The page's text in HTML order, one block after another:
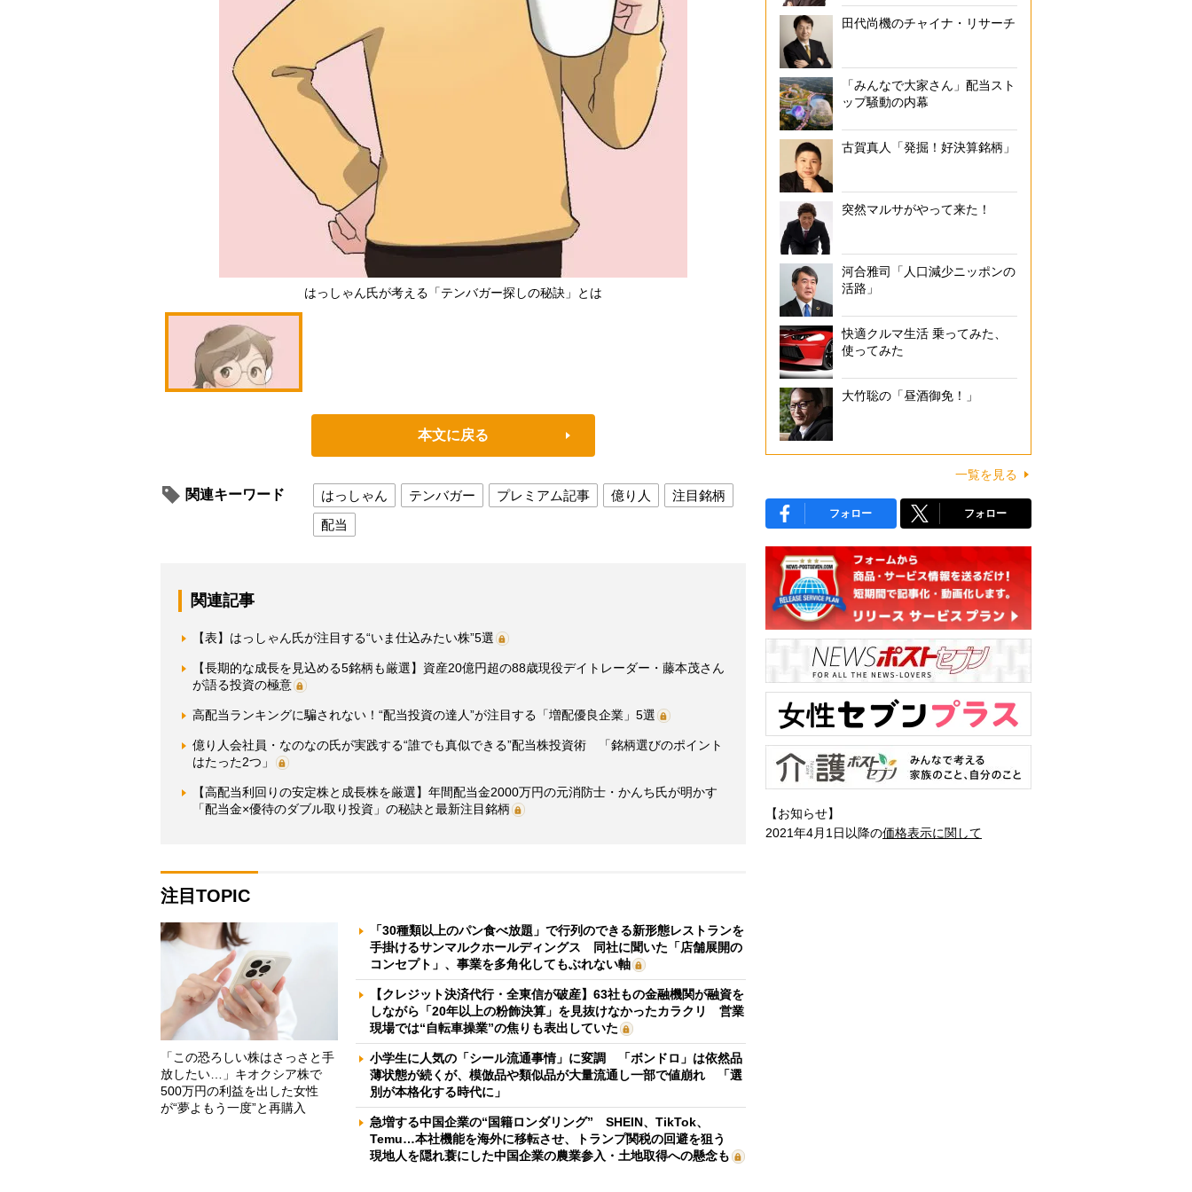
はっしゃん氏が考える「テンバガー探しの秘訣」とは
本文に戻る
関連キーワード はっしゃん テンバガー プレミアム記事 億り人
注目銘柄
配当
関連記事
【表】はっしゃん氏が注目する“いま仕込みたい株”5選
【長期的な成長を見込める5銘柄も厳選】資産20億円超の88歳現役デイトレーダー・藤本茂さん
が語る投資の極意
高配当ランキングに騙されない！“配当投資の達人”が注目する「増配優良企業」5選
億り人会社員・なのなの氏が実践する“誰でも真似できる”配当株投資術 「銘柄選びのポイント
はたった2つ」
【高配当利回りの安定株と成長株を厳選】年間配当金2000万円の元消防士・かんち氏が明かす
「配当金×優待のダブル取り投資」の秘訣と最新注目銘柄
注目TOPIC
「この恐ろしい株はさっさと手
放したい…」キオクシア株で
500万円の利益を出した女性
が“夢よもう一度”と再購入
「30種類以上のパン食べ放題」で行列のできる新形態レストランを
手掛けるサンマルクホールディングス 同社に聞いた「店舗展開の
コンセプト」、事業を多角化してもぶれない軸
【クレジット決済代行・全東信が破産】63社もの金融機関が融資を
しながら「20年以上の粉飾決算」を見抜けなかったカラクリ 営業
現場では“自転車操業”の焦りも表出していた
小学生に人気の「シール流通事情」に変調 「ボンドロ」は依然品
薄状態が続くが、模倣品や類似品が大量流通し一部で値崩れ 「選
別が本格化する時代に」
急増する中国企業の“国籍ロンダリング” SHEIN、TikTok、
Temu…本社機能を海外に移転させ、トランプ関税の回避を狙う
現地人を隠れ蓑にした中国企業の農業参入・土地取得への懸念も
田代尚機のチャイナ・リサーチ
「みんなで大家さん」配当スト
ップ騒動の内幕
古賀真人「発掘！好決算銘柄」
突然マルサがやって来た！
河合雅司「人口減少ニッポンの
活路」
快適クルマ生活 乗ってみた、
使ってみた
大竹聡の「昼酒御免！」
一覧を見る
フォロー フォロー
【お知らせ】
2021年4月1日以降の価格表示に関して